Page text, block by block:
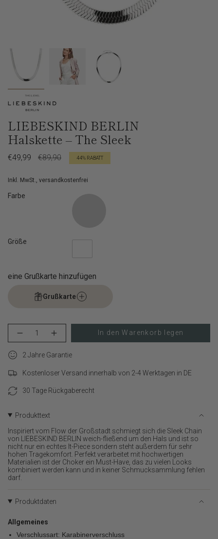
LIEBESKIND BERLIN
Halskette – The Sleek
Verkaufspreis
€49,99
Regulärer
€89,90 44% RABATT
Inkl. MwSt., versandkostenfrei
Farbe
Größe
eine Grußkarte hinzufügen
Grußkarte
cart\">
quantity
</span>
Warenkorb",
"decrease"=>"Menge
für
{{
product
}}
verringern",
"multiples_of"=>"Schritte
quantity
"minimum_of"=>"Minimum
von
Menge
für
BERLIN
The
verringern
Schaltfläche
-
BERLIN
Halskette
The
Sleek">
In den Warenkorb legen
2 Jahre Garantie
Kostenloser Versand innerhalb von 2-4 Werktagen in DE
30 Tage Rückgaberecht
Produkttext
Inspiriert vom Flow der Großstadt schmiegt sich die Sleek Chain
von LIEBESKIND BERLIN weich-fließend um den Hals und ist so
nicht nur ein echtes It-Piece sondern steht außerdem für sehr
hohen Tragekomfort. Perfekt verarbeitet mit hochwertigen
Materialien ist der Choker ein Must-Have, das zu vielen Looks
kombiniert werden kann und in keiner Schmucksammlung fehlen
darf.
Produktdaten
Allgemeines
Verschlussart: Karabinerverschluss